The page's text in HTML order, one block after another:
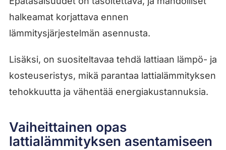
halkeamat korjattava ennen
lämmitysjärjestelmän asennusta.
Lisäksi, on suositeltavaa tehdä lattiaan lämpö- ja
kosteuseristys, mikä parantaa lattialämmityksen
tehokkuutta ja vähentää energiakustannuksia.
Vaiheittainen opas
lattialämmityksen asentamiseen